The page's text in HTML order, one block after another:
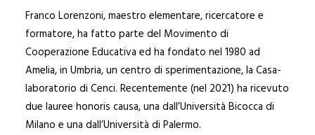
Franco Lorenzoni, maestro elementare, ricercatore e
formatore, ha fatto parte del Movimento di
Cooperazione Educativa ed ha fondato nel 1980 ad
Amelia, in Umbria, un centro di sperimentazione, la Casa-
laboratorio di Cenci. Recentemente (nel 2021) ha ricevuto
due lauree honoris causa, una dall’Università Bicocca di
Milano e una dall’Università di Palermo.